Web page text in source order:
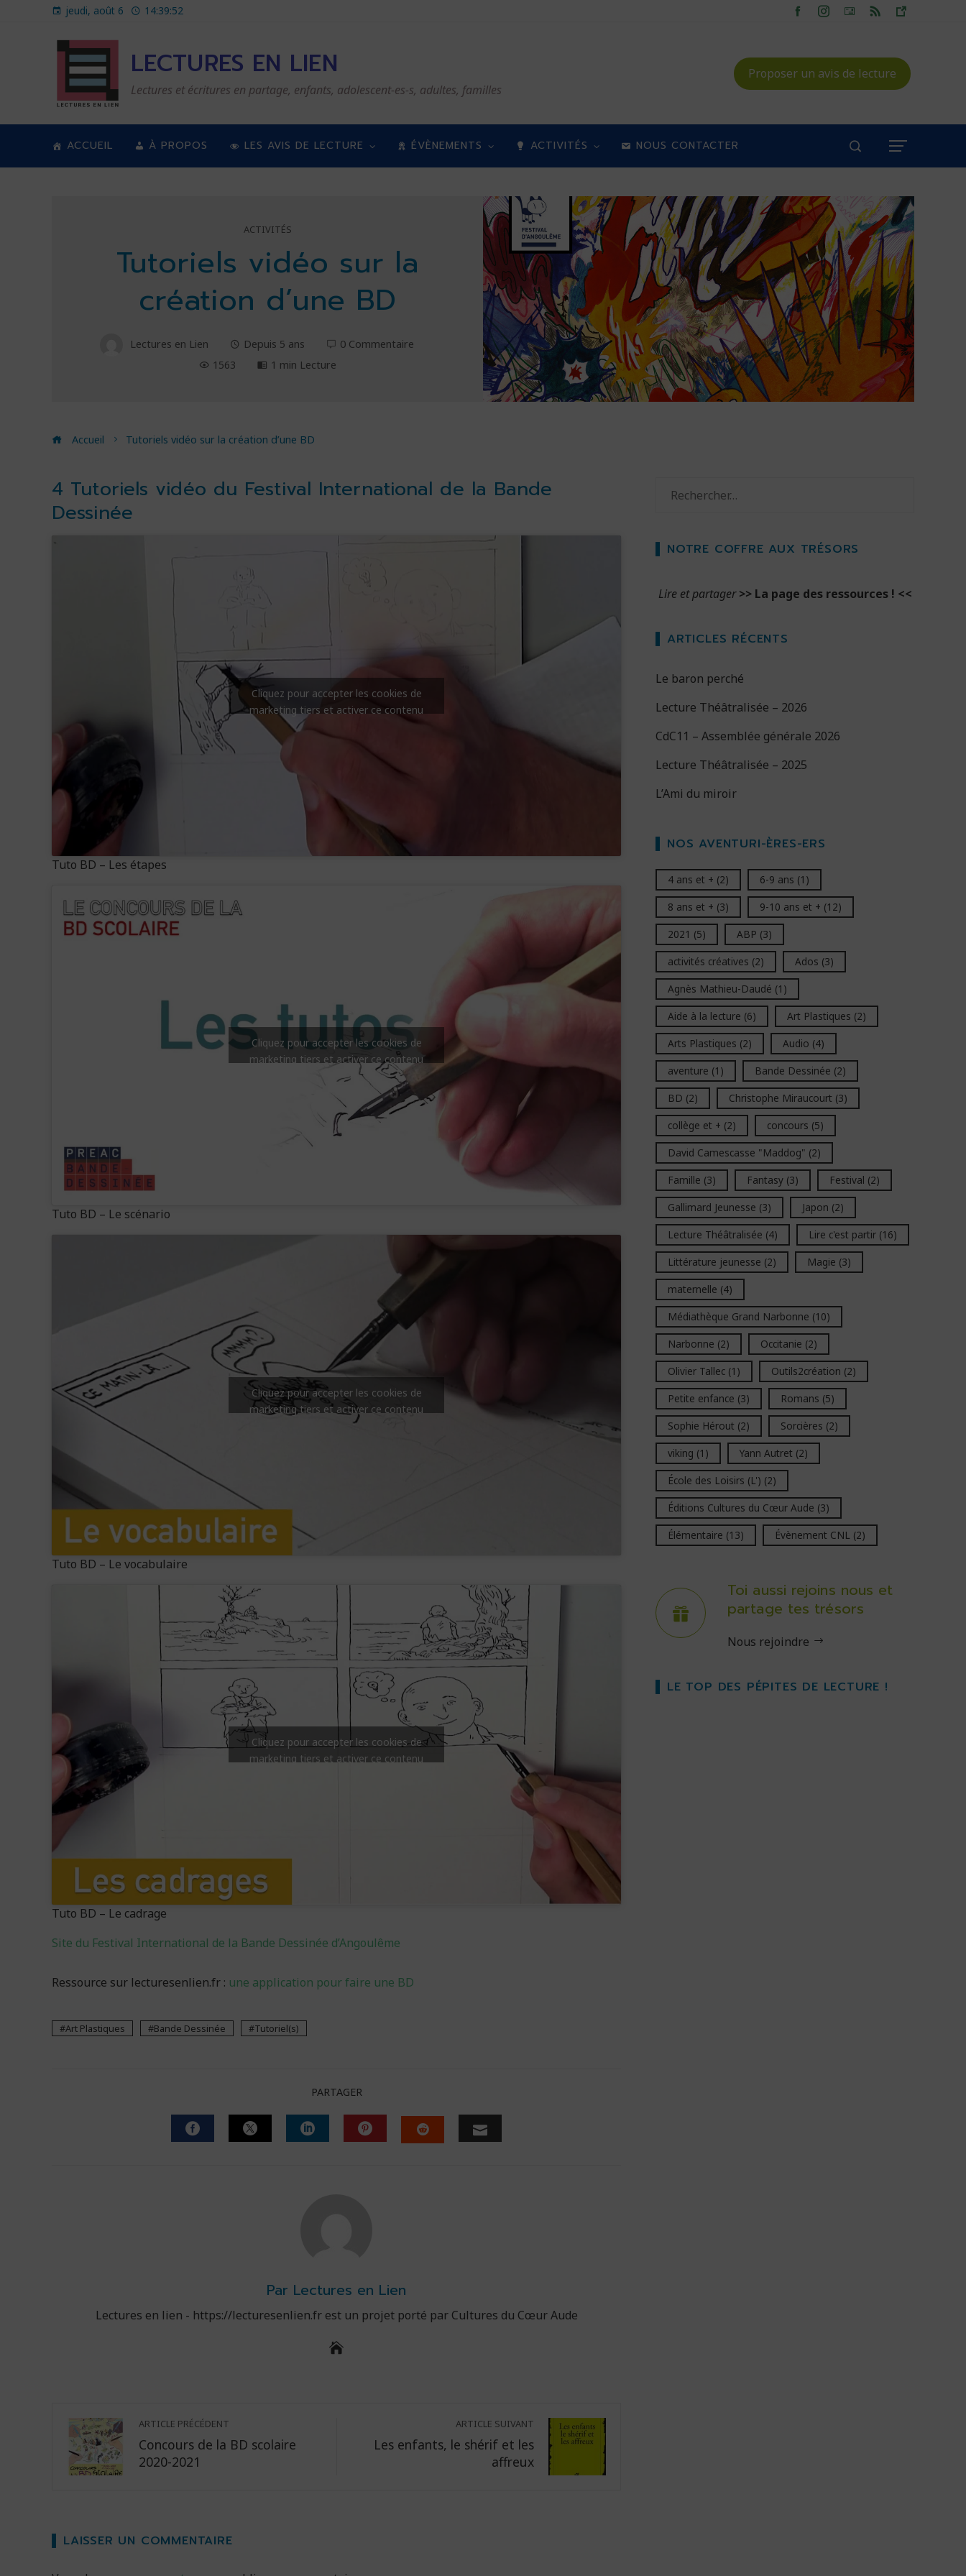
jeudi, août 6 14:39:53
LECTURES EN LIEN
Lectures et écritures en partage, enfants, adolescent-es-s, adultes, familles
Proposer un avis de lecture
ACCUEIL À PROPOS LES AVIS DE LECTURE ÉVÈNEMENTS ACTIVITÉS NOUS CONTACTER
ACTIVITÉS
Tutoriels vidéo sur la
création d’une BD
Lectures en Lien Depuis 5 ans
0 Commentaire
1563
1 min Lecture
Accueil Tutoriels vidéo sur la création d’une BD
4 Tutoriels vidéo du Festival International de la Bande
Dessinée
Cliquez pour accepter les cookies de
marketing tiers et activer ce contenu
Tuto BD – Les étapes
Cliquez pour accepter les cookies de
marketing tiers et activer ce contenu
Tuto BD – Le scénario
Cliquez pour accepter les cookies de
marketing tiers et activer ce contenu
Tuto BD – Le vocabulaire
Cliquez pour accepter les cookies de
marketing tiers et activer ce contenu
Tuto BD – Le cadrage
Site du Festival International de la Bande Dessinée d’Angoulême
Ressource sur lecturesenlien.fr : une application pour faire une BD
Art Plastiques Bande Dessinée Tutoriel(s)
PARTAGER
Par Lectures en Lien
Lectures en lien - https://lecturesenlien.fr est un projet porté par Cultures du Cœur Aude
ARTICLE PRÉCÉDENT
Concours de la BD scolaire
2020-2021
ARTICLE SUIVANT
Les enfants, le shérif et les
affreux
LAISSER UN COMMENTAIRE
NOTRE COFFRE AUX TRÉSORS
Lire et partager>> La page des ressources ! <<
ARTICLES RÉCENTS
Le baron perché
Lecture Théâtralisée – 2026
CdC11 – Assemblée générale 2026
Lecture Théâtralisée – 2025
L’Ami du miroir
NOS AVENTURI-ÈRES-ERS
4 ans et + (2) 6-9 ans (1)
8 ans et + (3) 9-10 ans et + (12)
2021 (5) ABP (3)
activités créatives (2) Ados (3)
Agnès Mathieu-Daudé (1)
Aide à la lecture (6) Art Plastiques (2)
Arts Plastiques (2) Audio (4)
aventure (1) Bande Dessinée (2)
BD (2) Christophe Miraucourt (3)
collège et + (2) concours (5)
David Camescasse "Maddog" (2)
Famille (3) Fantasy (3) Festival (2)
Gallimard Jeunesse (3) Japon (2)
Lecture Théâtralisée (4) Lire c'est partir (16)
Littérature jeunesse (2) Magie (3)
maternelle (4)
Médiathèque Grand Narbonne (10)
Narbonne (2) Occitanie (2)
Olivier Tallec (1) Outils2création (2)
Petite enfance (3) Romans (5)
Sophie Hérout (2) Sorcières (2)
viking (1) Yann Autret (2)
École des Loisirs (L') (2)
Éditions Cultures du Cœur Aude (3)
Élémentaire (13) Évènement CNL (2)
Toi aussi rejoins nous et
partage tes trésors
Nous rejoindre
LE TOP DES PÉPITES DE LECTURE !